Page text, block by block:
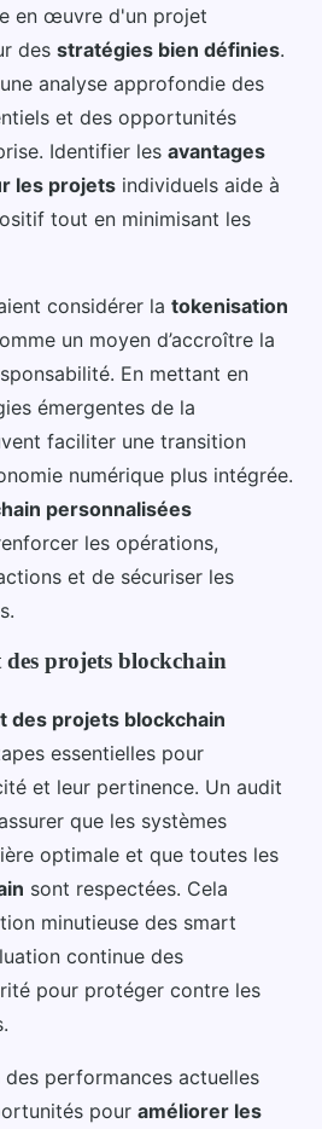
en œuvre d'un projet
des stratégies bien définies.
analyse approfondie des
et des opportunités
Identifier les avantages
les projets individuels aide à
tout en minimisant les
considérer la tokenisation
un moyen d’accroître la
En mettant en
émergentes de la
faciliter une transition
numérique plus intégrée.
personnalisées
les opérations,
et de sécuriser les
projets blockchain
des projets blockchain
essentielles pour
et leur pertinence. Un audit
que les systèmes
optimale et que toutes les
sont respectées. Cela
minutieuse des smart
continue des
pour protéger contre les
des performances actuelles
pour améliorer les